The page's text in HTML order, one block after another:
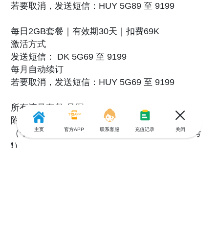
若要取消，发送短信：HUY 5G89 至 9199
每日2GB套餐｜有效期30天｜扣费69K
激活方式
发送短信： DK 5G69 至 9199
每月自动续订
若要取消，发送短信：HUY 5G69 至 9199
所有流量套餐-见图2
附加流量包-见图3
（*内容来源 运营商官网，具有时效性，仅供参考
❗️）
主页 官方APP 联系客服 充值记录 关闭